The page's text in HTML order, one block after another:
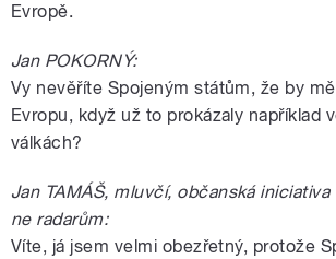
Evropě.
Jan POKORNÝ:
Vy nevěříte Spojeným státům, že by
Evropu, když už to prokázaly například
válkách?
Jan TAMÁŠ, mluvčí, občanská iniciativa
ne radarům:
Víte, já jsem velmi obezřetný, protože